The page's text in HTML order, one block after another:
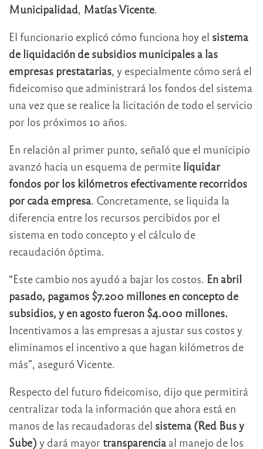
Municipalidad, Matías Vicente.
El funcionario explicó cómo funciona hoy el sistema
de liquidación de subsidios municipales a las
empresas prestatarias, y especialmente cómo será el
fideicomiso que administrará los fondos del sistema
una vez que se realice la licitación de todo el servicio
por los próximos 10 años.
En relación al primer punto, señaló que el municipio
avanzó hacia un esquema de permite liquidar
fondos por los kilómetros efectivamente recorridos
por cada empresa. Concretamente, se liquida la
diferencia entre los recursos percibidos por el
sistema en todo concepto y el cálculo de
recaudación óptima.
“Este cambio nos ayudó a bajar los costos. En abril
pasado, pagamos $7.200 millones en concepto de
subsidios, y en agosto fueron $4.000 millones.
Incentivamos a las empresas a ajustar sus costos y
eliminamos el incentivo a que hagan kilómetros de
más”, aseguró Vicente.
Respecto del futuro fideicomiso, dijo que permitirá
centralizar toda la información que ahora está en
manos de las recaudadoras del sistema (Red Bus y
Sube) y dará mayortransparencia al manejo de los